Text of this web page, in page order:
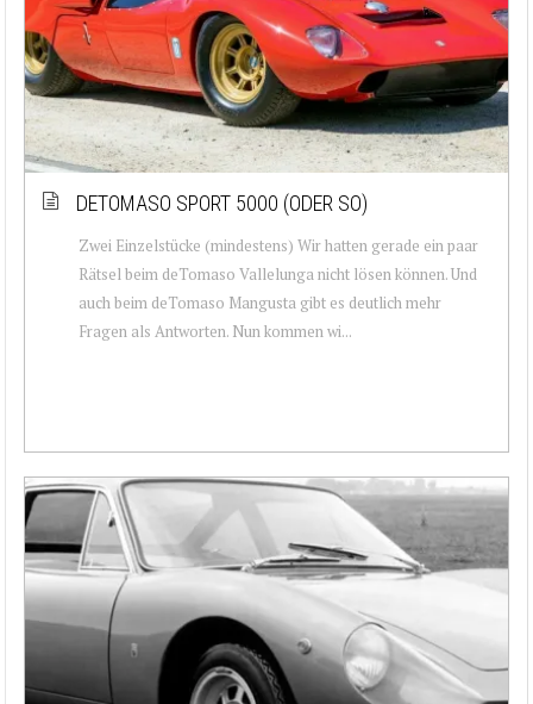
DETOMASO SPORT 5000 (ODER SO)
Zwei Einzelstücke (mindestens) Wir hatten gerade ein paar
Rätsel beim deTomaso Vallelunga nicht lösen können. Und
auch beim deTomaso Mangusta gibt es deutlich mehr
Fragen als Antworten. Nun kommen wi...